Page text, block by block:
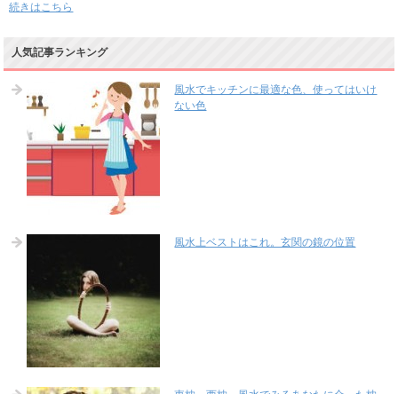
続きはこちら
人気記事ランキング
風水でキッチンに最適な色、使ってはいけ
ない色
風水上ベストはこれ。玄関の鏡の位置